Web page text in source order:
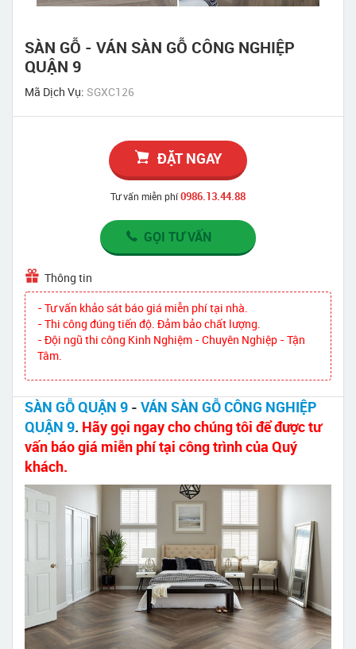
SÀN GỖ - VÁN SÀN GỖ CÔNG NGHIỆP
QUẬN 9
Mã Dịch Vụ: SGXC126
ĐẶT NGAY
Tư vấn miễn phí0986.13.44.88
GỌI TƯ VẤN
Thông tin
- Tư vấn khảo sát báo giá miễn phí tại nhà.
- Thi công đúng tiến độ. Đảm bảo chất lượng.
- Đội ngũ thi công Kinh Nghiệm - Chuyên Nghiệp - Tận
Tâm.
SÀN GỖ QUẬN 9 - VÁN SÀN GỖ CÔNG NGHIỆP
QUẬN 9. Hãy gọi ngay cho chúng tôi để được tư
vấn báo giá miễn phí tại công trình của Quý
khách.